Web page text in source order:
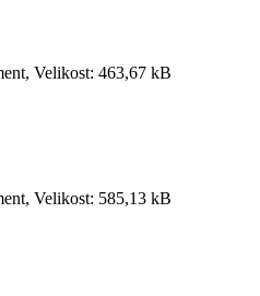
Velikost: 463,67 kB
Velikost: 585,13 kB